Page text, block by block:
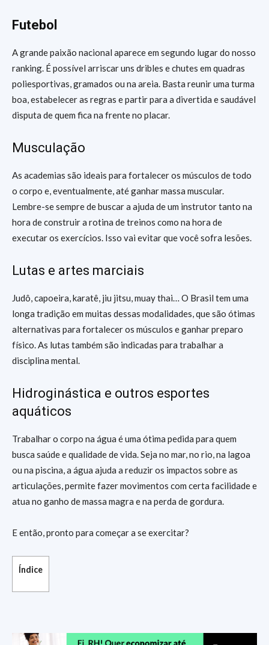
Futebol
A grande paixão nacional aparece em segundo lugar do nosso
ranking. É possível arriscar uns dribles e chutes em quadras
poliesportivas, gramados ou na areia. Basta reunir uma turma
boa, estabelecer as regras e partir para a divertida e saudável
disputa de quem fica na frente no placar.
Musculação
As academias são ideais para fortalecer os músculos de todo
o corpo e, eventualmente, até ganhar massa muscular.
Lembre-se sempre de buscar a ajuda de um instrutor tanto na
hora de construir a rotina de treinos como na hora de
executar os exercícios. Isso vai evitar que você sofra lesões.
Lutas e artes marciais
Judô, capoeira, karatê, jiu jitsu, muay thai… O Brasil tem uma
longa tradição em muitas dessas modalidades, que são ótimas
alternativas para fortalecer os músculos e ganhar preparo
físico. As lutas também são indicadas para trabalhar a
disciplina mental.
Hidroginástica e outros esportes
aquáticos
Trabalhar o corpo na água é uma ótima pedida para quem
busca saúde e qualidade de vida. Seja no mar, no rio, na lagoa
ou na piscina, a água ajuda a reduzir os impactos sobre as
articulações, permite fazer movimentos com certa facilidade e
atua no ganho de massa magra e na perda de gordura.
E então, pronto para começar a se exercitar?
Índice